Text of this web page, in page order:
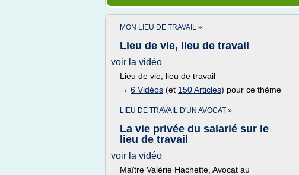
MON LIEU DE TRAVAIL »
Lieu de vie, lieu de travail
voir la vidéo
Lieu de vie, lieu de travail
→ 6 Vidéos (et 150 Articles) pour ce thème
LIEU DE TRAVAIL D'UN AVOCAT »
La vie privée du salarié sur le
lieu de travail
voir la vidéo
Maître Valérie Hachette, Avocat au